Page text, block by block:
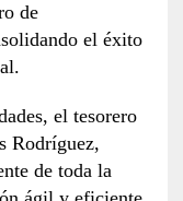
de
el éxito
el tesorero
Rodríguez,
de toda la